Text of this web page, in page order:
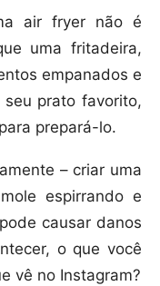
air fryer não é
uma fritadeira,
empanados e
prato favorito,
prepará-lo.
– criar uma
espirrando e
causar danos
o que você
vê no Instagram?